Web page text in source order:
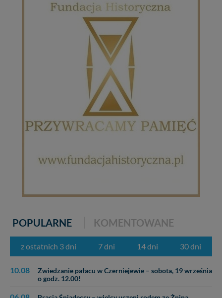
POPULARNE KOMENTOWANE
z ostatnich 3 dni 7 dni 14 dni 30 dni
10.08
Zwiedzanie pałacu w Czerniejewie – sobota, 19 września
o godz. 12.00!
serwisu wRegulaminie Serwisu.
Administratorem Twoich danych jest firma: Media
Lokalne Karol Soberski, z siedzibą w Gnieźnie, na os.
Piastowskim 10B/10. Możesz z nami skontaktować się
za pośrednictwem tej
strony.
W każdej chwili możesz: zażądać dostępu do swoich
danych, zażądać ich poprawienia lub usunięcia,
zabronić ich przetwarzania. Pamiętaj jednak, że nie
zawsze jest możliwe techniczne zrealizowanie Twoich
praw w odniesieniu do informacji zawartych w plikach
cookies. Twoja przeglądarka umożliwia Ci skasowanie
tych plików - w pewnych przypadkach nie możemy tego
Dziękujemy.